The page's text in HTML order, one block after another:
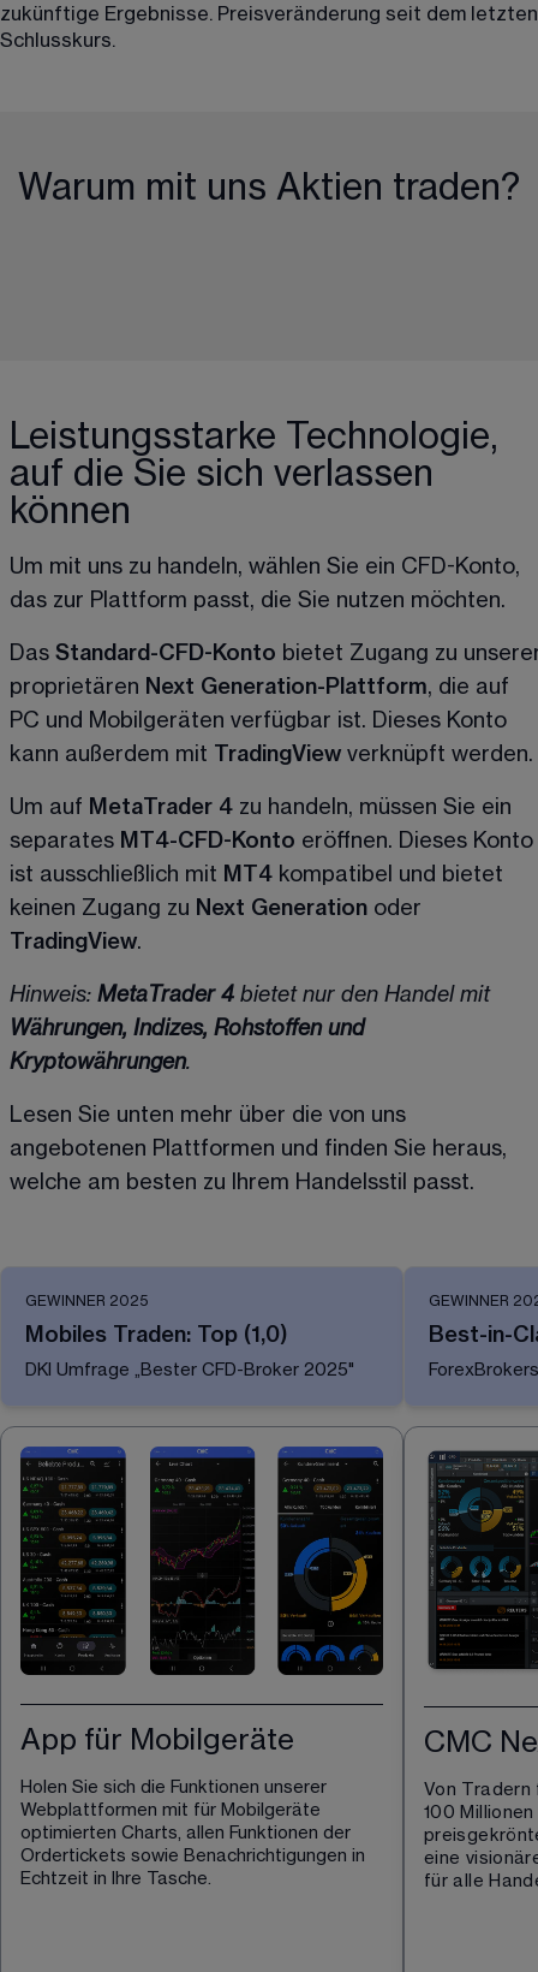
zukünftige Ergebnisse. Preisveränderung seit dem letzten
Schlusskurs.
Warum mit uns Aktien traden?
Leistungsstarke Technologie,
auf die Sie sich verlassen
können
Um mit uns zu handeln, wählen Sie ein CFD-Konto,
das zur Plattform passt, die Sie nutzen möchten.
Das Standard-CFD-Konto bietet Zugang zu
proprietären Next Generation-Plattform, die auf
PC und Mobilgeräten verfügbar ist. Dieses Konto
kann außerdem mit TradingView verknüpft werden.
Um auf MetaTrader 4 zu handeln, müssen Sie ein
separates MT4-CFD-Konto eröffnen. Dieses Konto
ist ausschließlich mit MT4 kompatibel und bietet
keinen Zugang zu Next Generation oder
TradingView.
Hinweis: MetaTrader 4 bietet nur den Handel mit
Währungen, Indizes, Rohstoffen und
Kryptowährungen.
Lesen Sie unten mehr über die von uns
angebotenen Plattformen und finden Sie heraus,
welche am besten zu Ihrem Handelsstil passt.
GEWINNER 2025
Mobiles Traden: Top (1,0)
DKI Umfrage „Bester CFD-Broker 2025"
App für Mobilgeräte
Holen Sie sich die Funktionen unserer
Webplattformen mit für Mobilgeräte
optimierten Charts, allen Funktionen der
Ordertickets sowie Benachrichtigungen in
Echtzeit in Ihre Tasche.
GEWINNER
Best-in-
CMC
Von
100
eine
für alle